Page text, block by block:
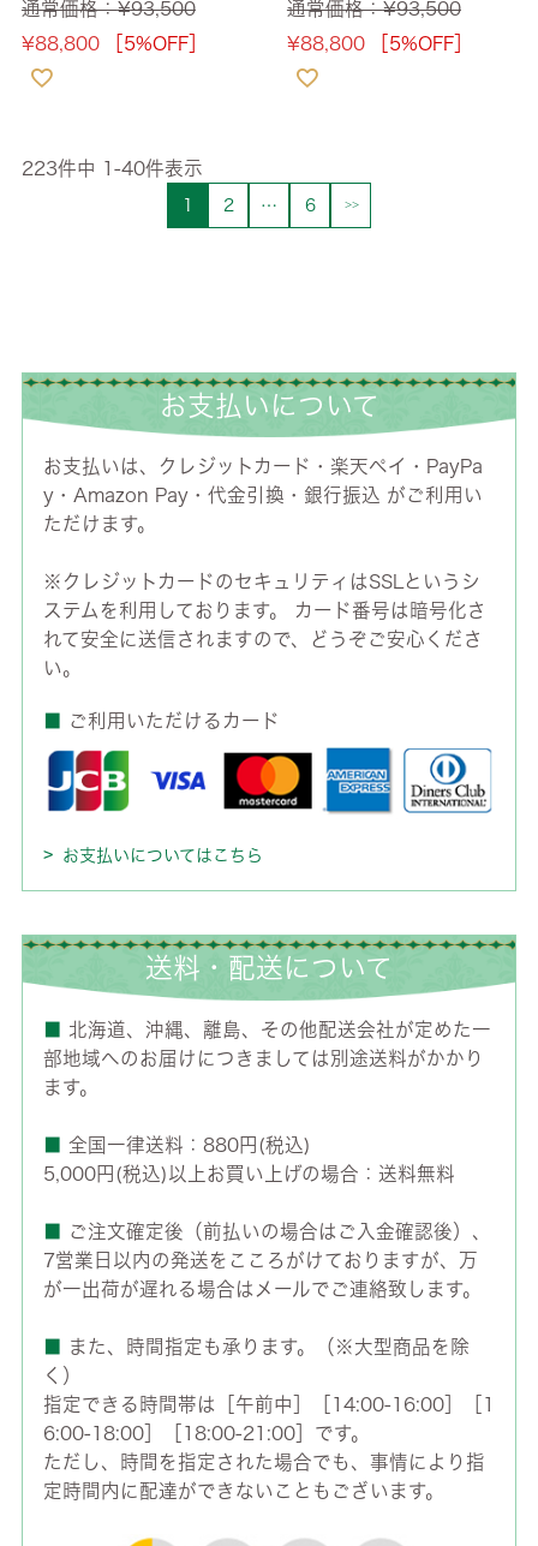
通常価格：¥93,500
¥88,800 ［5%OFF］
通常価格：¥93,500
¥88,800 ［5%OFF］
223件中 1 -40件表示
1 2 … 6
お支払いについて
お支払いは、クレジットカード・楽天ペイ・PayPa
y・Amazon Pay・代金引換・銀行振込 がご利用い
ただけます。
※クレジットカードのセキュリティはSSLというシ
ステムを利用しております。 カード番号は暗号化さ
れて安全に送信されますので、どうぞご安心くださ
い。
ご利用いただけるカード
お支払いについてはこちら
送料・配送について
北海道、沖縄、離島、その他配送会社が定めた一
部地域へのお届けにつきましては別途送料がかかり
ます。
全国一律送料：880円(税込)
5,000円(税込)以上お買い上げの場合：送料無料
ご注文確定後（前払いの場合はご入金確認後）、
7営業日以内の発送をこころがけておりますが、万
が一出荷が遅れる場合はメールでご連絡致します。
また、時間指定も承ります。（※大型商品を除
く）
指定できる時間帯は［午前中］［14:00-16:00］［1
6:00-18:00］［18:00-21:00］です。
ただし、時間を指定された場合でも、事情により指
定時間内に配達ができないこともございます。